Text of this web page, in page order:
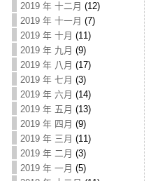
2019 年 十二月 (12)
2019 年 十一月 (7)
2019 年 十月 (11)
2019 年 九月 (9)
2019 年 八月 (17)
2019 年 七月 (3)
2019 年 六月 (14)
2019 年 五月 (13)
2019 年 四月 (9)
2019 年 三月 (11)
2019 年 二月 (3)
2019 年 一月 (5)